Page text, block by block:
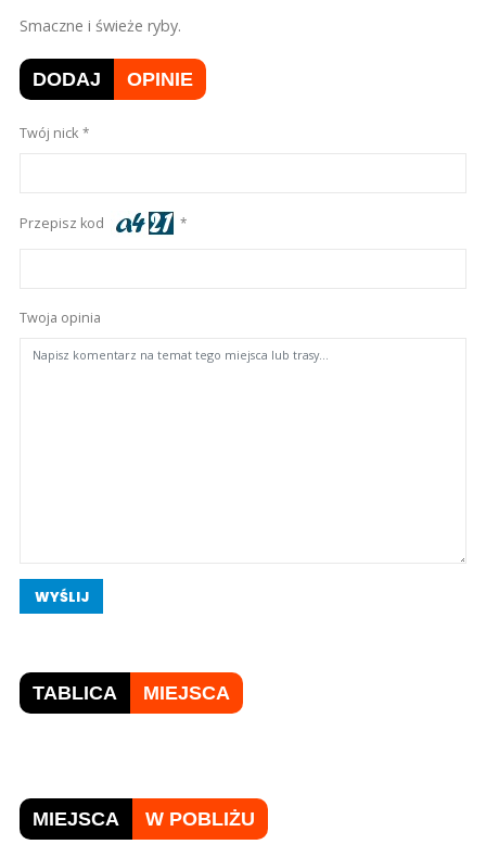
Smaczne i świeże ryby.
DODAJ OPINIE
Twój nick
Przepisz kod
Twoja opinia
WYŚLIJ
TABLICA MIEJSCA
MIEJSCA W POBLIŻU